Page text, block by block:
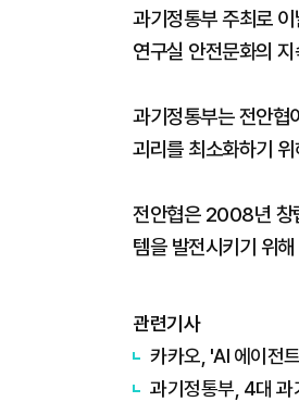
과기정통부 주최로
연구실 안전문화의
과기정통부는 전안협
괴리를 최소화하기
전안협은 2008년 창
템을 발전시키기 위
관련기사
카카오, 'AI 에이전
과기정통부, 4대 과